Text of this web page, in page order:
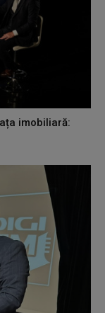
imobiliară: